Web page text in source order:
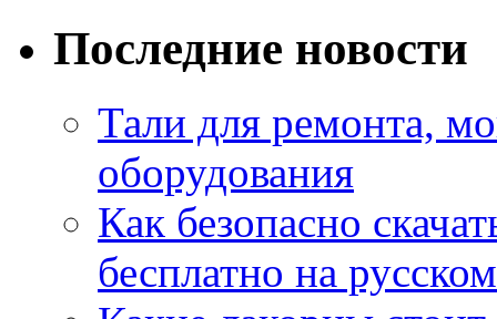
Последние новости
Тали для ремонта,
оборудования
Как безопасно
бесплатно на